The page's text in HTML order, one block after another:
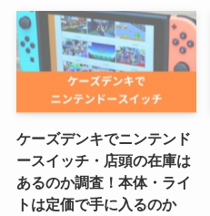
ケーズデンキでニンテンド
ースイッチ・店頭の在庫は
あるのか調査！本体・ライ
トは定価で手に入るのか